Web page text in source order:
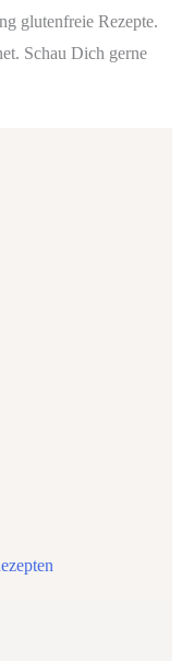
glutenfreie Rezepte.
Schau Dich gerne